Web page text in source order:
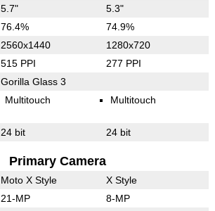
5.7" 5.3"
76.4% 74.9%
2560x1440 1280x720
515 PPI 277 PPI
Gorilla Glass 3
Multitouch Multitouch
24 bit 24 bit
Primary Camera
Moto X Style X Style
21-MP 8-MP